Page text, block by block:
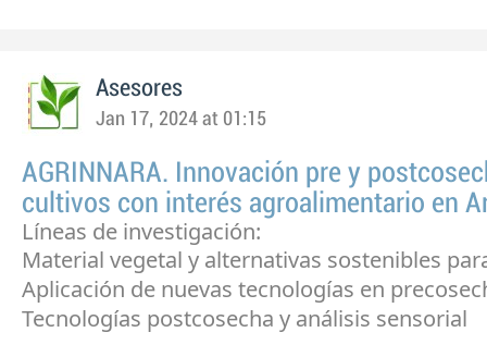
Asesores
Jan 17, 2024 at 01:15
AGRINNARA. Innovación pre y
cultivos con interés agroalimentario en
Líneas de investigación:
Material vegetal y alternativas sostenibles
Aplicación de nuevas tecnologías en
Tecnologías postcosecha y análisis sensorial